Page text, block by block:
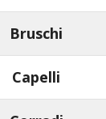
Bruschi
Capelli